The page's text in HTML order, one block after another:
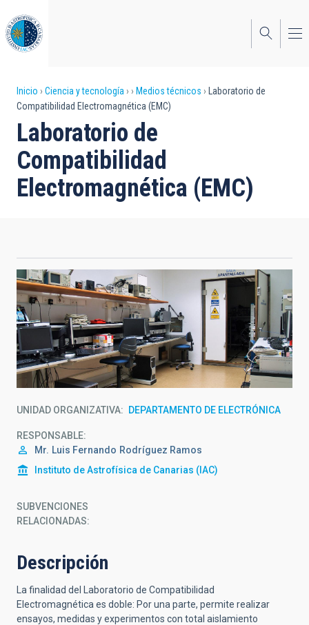
al
contenido
principal
Sobrescribir
enlaces
de
ayuda
a
Inicio Ciencia y tecnología Medios técnicos
Laboratorio de
Compatibilidad Electromagnética (EMC)
Laboratorio de
Compatibilidad
Electromagnética (EMC)
UNIDAD ORGANIZATIVA DEPARTAMENTO DE ELECTRÓNICA
RESPONSABLE
Mr. Luis Fernando Rodríguez Ramos
Instituto de Astrofísica de Canarias (IAC)
SUBVENCIONES
RELACIONADAS:
Descripción
La finalidad del Laboratorio de Compatibilidad
Electromagnética es doble: Por una parte, permite realizar
ensayos, medidas y experimentos con total aislamiento